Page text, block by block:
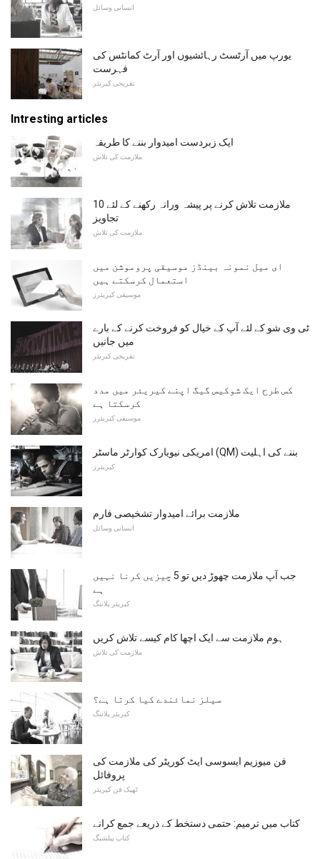
انسانی وسائل
یورپ میں آرٹسٹ رہائشیوں اور آرٹ کمانٹس کی
فہرست
تفریحی کیریئر
Intresting articles
ایک زبردست امیدوار بننے کا طریقہ
ملازمت کی تلاش
ملازمت تلاش کرنے پر پیشہ ورانہ رکھنے کے لئے 10
تجاویز
ملازمت کی تلاش
ای میل نمونہ بینڈز موسیقی پروموشن میں
استعمال کرسکتے ہیں
موسیقی کیریئرز
ٹی وی شو کے لئے آپ کے خیال کو فروخت کرنے کے بارے
میں جانیں
تفریحی کیریئر
کس طرح ایک شوکیس گیگ اپنے کیریئر میں مدد
کرسکتا ہے
موسیقی کیریئرز
امریکی نیویارک کوارٹر ماسٹر (QM) بننے کی اہلیت
کیریئرز
ملازمت برائے امیدوار تشخیصی فارم
انسانی وسائل
جب آپ ملازمت چھوڑ دیں تو 5 چیزیں کرنا نہیں
ہے
کیریئر پلاننگ
ہوم ملازمت سے ایک اچھا کام کیسے تلاش کریں
ملازمت کی تلاش
سیلز نمائندے کیا کرتا ہے؟
کیریئر پلاننگ
فن میوزیم ایسوسی ایٹ کوریٹر کی ملازمت کی
پروفائل
ٹھیک فن کیریئر
کتاب میں ترمیم: حتمی دستخط کے ذریعے جمع کرانے
کتاب پبلشنگ